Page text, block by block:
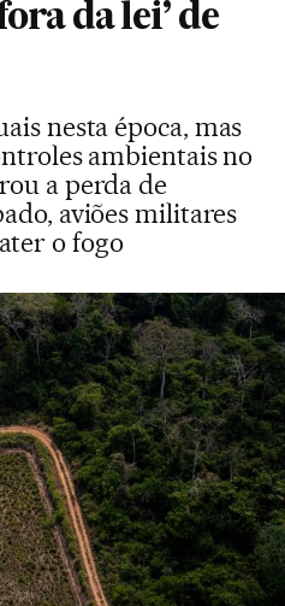
da lei’ de
nesta época, mas
ambientais no
a perda de
aviões militares
o fogo